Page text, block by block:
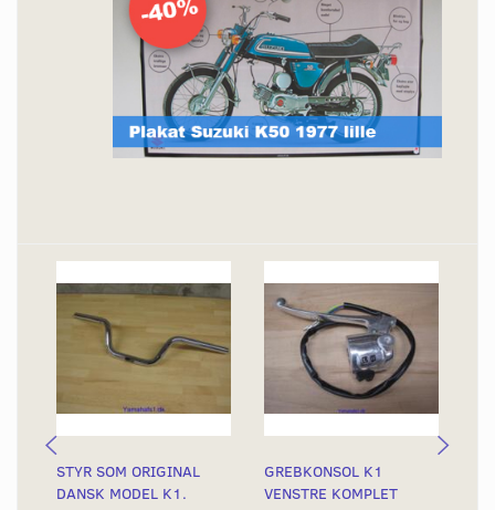
STYR SOM ORIGINAL
DANSK MODEL K1.
GREBKONSOL K1
VENSTRE KOMPLET